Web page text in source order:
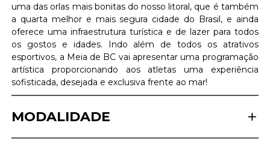
uma das orlas mais bonitas do nosso litoral, que é também
a quarta melhor e mais segura cidade do Brasil, e ainda
oferece uma infraestrutura turística e de lazer para todos
os gostos e idades. Indo além de todos os atrativos
esportivos, a Meia de BC vai apresentar uma programação
artística proporcionando aos atletas uma experiência
sofisticada, desejada e exclusiva frente ao mar!
MODALIDADE